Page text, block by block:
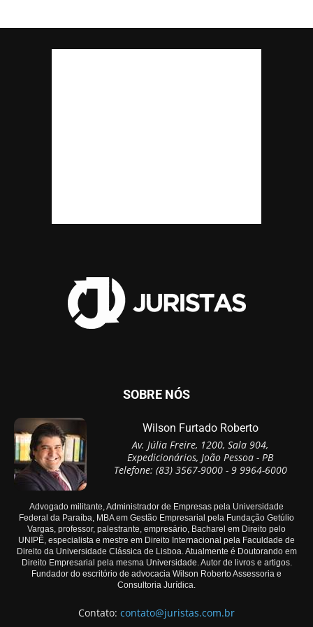
SOBRE NÓS
Wilson Furtado Roberto
Av. Júlia Freire, 1200, Sala 904,
Expedicionários, João Pessoa - PB
Telefone: (83) 3567-9000 - 9 9964-6000
Advogado militante, Administrador de Empresas pela Universidade
Federal da Paraíba, MBA em Gestão Empresarial pela Fundação Getúlio
Vargas, professor, palestrante, empresário, Bacharel em Direito pelo
UNIPÊ, especialista e mestre em Direito Internacional pela Faculdade de
Direito da Universidade Clássica de Lisboa. Atualmente é Doutorando em
Direito Empresarial pela mesma Universidade. Autor de livros e artigos.
Fundador do escritório de advocacia Wilson Roberto Assessoria e
Consultoria Jurídica.
Contato: contato@juristas.com.br